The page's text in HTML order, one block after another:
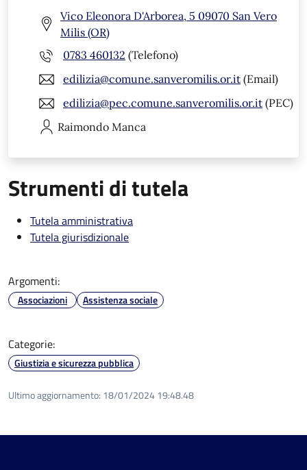
Vico Eleonora D'Arborea, 5 09070 San Vero
Milis (OR)
0783 460132 (Telefono)
edilizia@comune.sanveromilis.or.it (Email)
edilizia@pec.comune.sanveromilis.or.it (PEC)
Raimondo Manca
Strumenti di tutela
Tutela amministrativa
Tutela giurisdizionale
Argomenti:
Associazioni Assistenza sociale
Categorie:
Giustizia e sicurezza pubblica
Ultimo aggiornamento: 18/01/2024 19:48.48